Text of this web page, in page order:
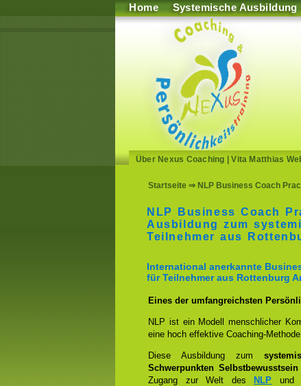
Home Systemische Ausbildung
Über Nexus Coaching |Vita Matthias
Startseite ⇒ NLP Business Coach
NLP Business Coach
Ausbildung zum
Teilnehmer aus
International anerkannte
für Teilnehmer aus Rottenburg
Eines der umfangreichsten
NLP ist ein Modell menschlicher
eine hoch effektive Coaching-
Diese Ausbildung zum
Schwerpunkten
Zugang zur Welt des
NLP und